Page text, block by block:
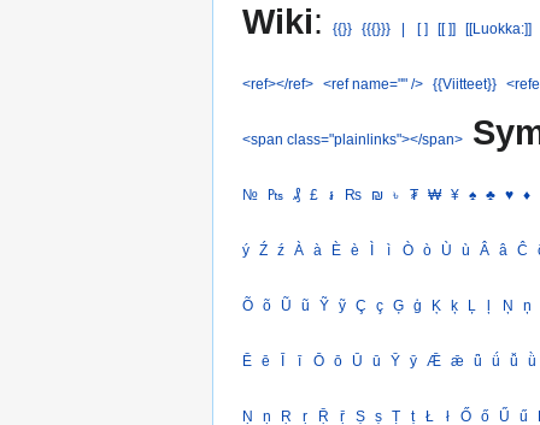
Wiki: {{}} {{{}}} | [ ] [[ ]] [[Luokka:]]
<ref></ref> <ref name="" /> {{Viitteet}}
<span class="plainlinks"></span>
№ ₧ ₰ £ ៛ ₨ ₪ ৳ ₮ ₩ ¥ ♠ ♣ ♥ ♦
ý Ź ź À à È è Ì ì Ò ò Ù ù Â â Ĉ
Õ õ Ũ ũ Ỹ ỹ Ç ç Ģ ģ Ķ ķ Ļ ļ Ņ ņ
Ē ē Ī ī Ō ō Ū ū Ȳ ȳ Ǣ ǣ ǖ ǘ ǚ ǜ
Ṇ ṇ Ṛ ṛ Ṝ ṝ Ṣ ṣ Ṭ ṭ Ł ł Ő ő Ű ű